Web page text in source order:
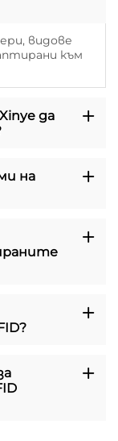
видове
към
да
на